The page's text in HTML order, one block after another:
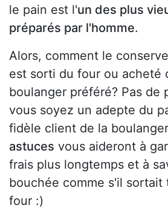
le pain est l'un des plus
préparés par l'homme.
Alors, comment le
est sorti du four ou acheté
boulanger préféré? Pas de
vous soyez un adepte du
fidèle client de la
astuces vous aideront à
frais plus longtemps et à
bouchée comme s'il sortait
four :)